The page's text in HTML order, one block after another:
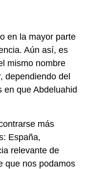
en la mayor parte
Aún así, es
mismo nombre
dependiendo del
que Abdeluahid
más
España,
relevante de
que nos podamos